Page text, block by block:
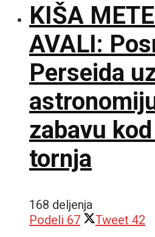
KIŠA
AVALI:
Perseida
zabavu
tornja
168 deljenja
Podeli 67 Tweet 42